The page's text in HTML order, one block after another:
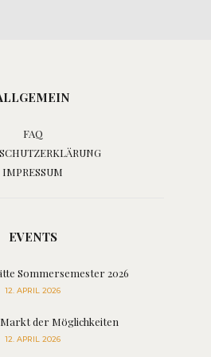
FAQ
IMPRESSUM
EVENTS
Sommersemester 2026
12. APRIL 2026
Markt der Möglichkeiten
12. APRIL 2026